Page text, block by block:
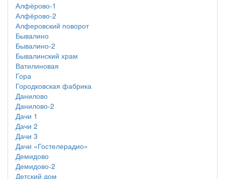
Алфёрово-1
Алфёрово-2
Алферовский поворот
Бывалино
Бывалино-2
Бывалинский храм
Ватилиновая
Гора
Городковская фабрика
Данилово
Данилово-2
Дачи 1
Дачи 2
Дачи 3
Дачи «Гостелерадио»
Демидово
Демидово-2
Детский дом